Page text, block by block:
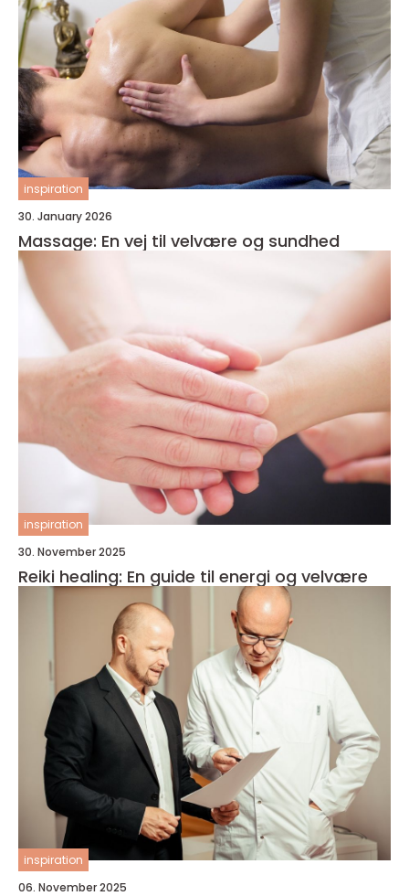
inspiration
30. January 2026
Massage: En vej til velvære og sundhed
inspiration
30. November 2025
Reiki healing: En guide til energi og velvære
inspiration
06. November 2025